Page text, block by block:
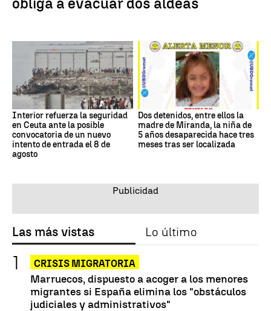
obliga a evacuar dos aldeas
Interior refuerza la seguridad
en Ceuta ante la posible
convocatoria de un nuevo
intento de entrada el 8 de
agosto
Dos detenidos, entre ellos la
madre de Miranda, la niña de
5 años desaparecida hace tres
meses tras ser localizada
Las más vistas Lo último
CRISIS MIGRATORIA
Marruecos, dispuesto a acoger a los menores
migrantes si España elimina los "obstáculos
judiciales y administrativos"